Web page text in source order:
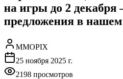
на игры до 2 декабря
предложения в нашем
MMOPIX
25 ноября 2025 г.
2198 просмотров